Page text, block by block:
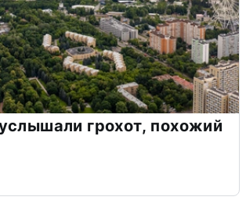
грохот, похожий